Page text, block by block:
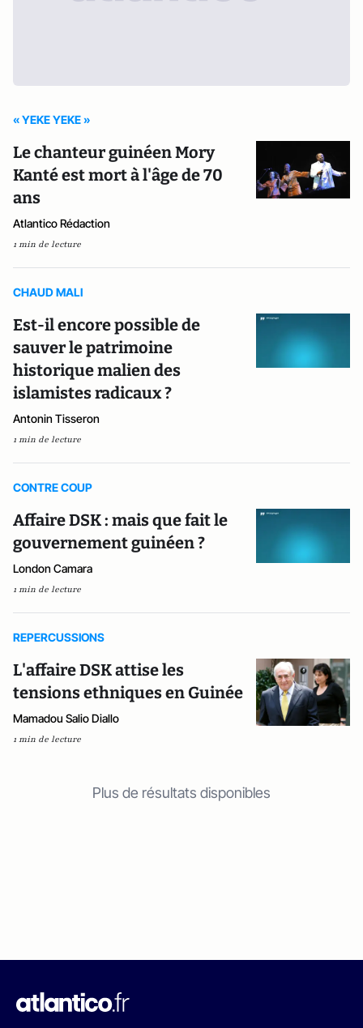
« YEKE YEKE »
Le chanteur guinéen Mory
Kanté est mort à l'âge de 70
ans
Atlantico Rédaction
1 min de lecture
CHAUD MALI
Est-il encore possible de
sauver le patrimoine
historique malien des
islamistes radicaux ?
Antonin Tisseron
1 min de lecture
CONTRE COUP
Affaire DSK : mais que fait le
gouvernement guinéen ?
London Camara
1 min de lecture
REPERCUSSIONS
L'affaire DSK attise les
tensions ethniques en Guinée
Mamadou Salio Diallo
1 min de lecture
Plus de résultats disponibles